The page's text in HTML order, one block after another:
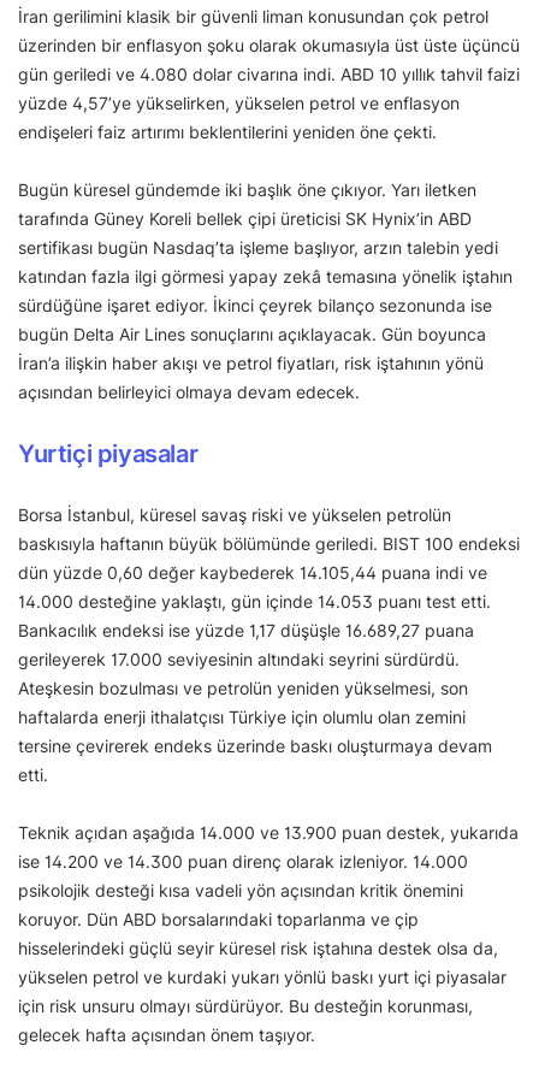
İran gerilimini klasik bir güvenli liman konusundan çok petrol
üzerinden bir enflasyon şoku olarak okumasıyla üst üste üçüncü
gün geriledi ve 4.080 dolar civarına indi. ABD 10 yıllık tahvil faizi
yüzde 4,57’ye yükselirken, yükselen petrol ve enflasyon
endişeleri faiz artırımı beklentilerini yeniden öne çekti.
Bugün küresel gündemde iki başlık öne çıkıyor. Yarı iletken
tarafında Güney Koreli bellek çipi üreticisi SK Hynix’in ABD
sertifikası bugün Nasdaq’ta işleme başlıyor, arzın talebin yedi
katından fazla ilgi görmesi yapay zekâ temasına yönelik iştahın
sürdüğüne işaret ediyor. İkinci çeyrek bilanço sezonunda ise
bugün Delta Air Lines sonuçlarını açıklayacak. Gün boyunca
İran’a ilişkin haber akışı ve petrol fiyatları, risk iştahının yönü
açısından belirleyici olmaya devam edecek.
Yurtiçi piyasalar
Borsa İstanbul, küresel savaş riski ve yükselen petrolün
baskısıyla haftanın büyük bölümünde geriledi. BIST 100 endeksi
dün yüzde 0,60 değer kaybederek 14.105,44 puana indi ve
14.000 desteğine yaklaştı, gün içinde 14.053 puanı test etti.
Bankacılık endeksi ise yüzde 1,17 düşüşle 16.689,27 puana
gerileyerek 17.000 seviyesinin altındaki seyrini sürdürdü.
Ateşkesin bozulması ve petrolün yeniden yükselmesi, son
haftalarda enerji ithalatçısı Türkiye için olumlu olan zemini
tersine çevirerek endeks üzerinde baskı oluşturmaya devam
etti.
Teknik açıdan aşağıda 14.000 ve 13.900 puan destek, yukarıda
ise 14.200 ve 14.300 puan direnç olarak izleniyor. 14.000
psikolojik desteği kısa vadeli yön açısından kritik önemini
koruyor. Dün ABD borsalarındaki toparlanma ve çip
hisselerindeki güçlü seyir küresel risk iştahına destek olsa da,
yükselen petrol ve kurdaki yukarı yönlü baskı yurt içi piyasalar
için risk unsuru olmayı sürdürüyor. Bu desteğin korunması,
gelecek hafta açısından önem taşıyor.